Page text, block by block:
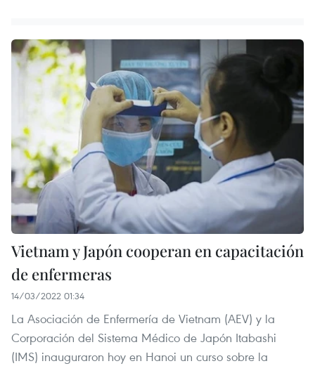
Vietnam y Japón cooperan en capacitación
de enfermeras
14/03/2022 01:34
La Asociación de Enfermería de Vietnam (AEV) y la
Corporación del Sistema Médico de Japón Itabashi
(IMS) inauguraron hoy en Hanoi un curso sobre la